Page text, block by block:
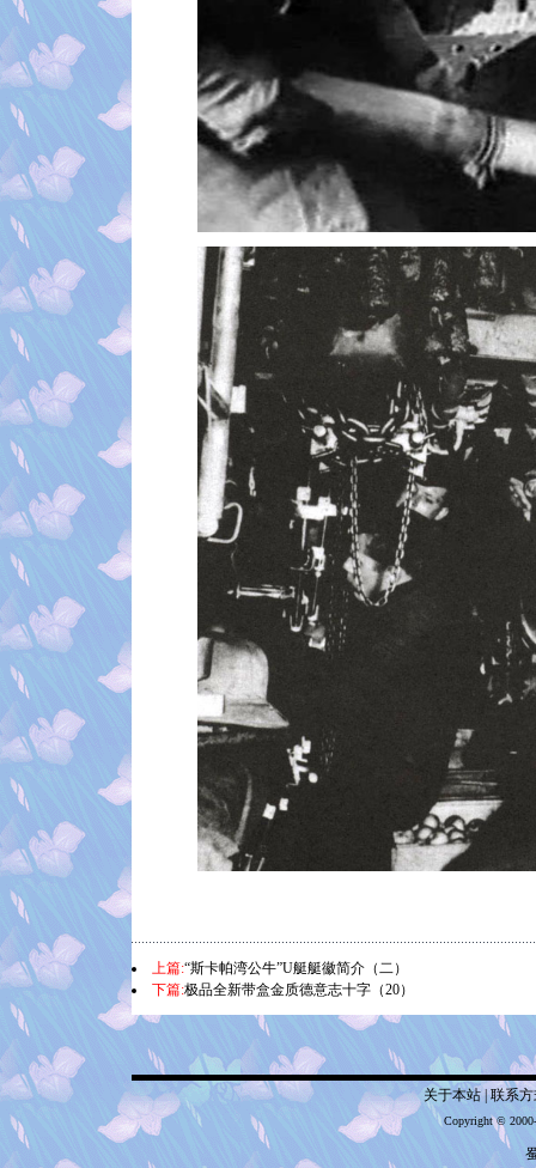
上篇:“斯卡帕湾公牛”U艇艇徽简介（二）
下篇:极品全新带盒金质德意志十字（20）
关于本站|联系
Copyright ©